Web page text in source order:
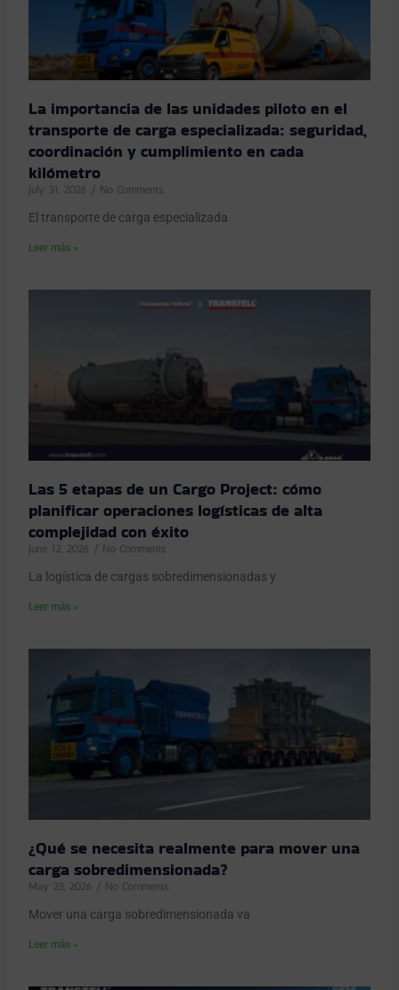
La importancia de las unidades piloto en el
transporte de carga especializada: seguridad,
coordinación y cumplimiento en cada
kilómetro
July 31, 2026 No Comments
El transporte de carga especializada
Leer más »
Las 5 etapas de un Cargo Project: cómo
planificar operaciones logísticas de alta
complejidad con éxito
June 12, 2026 No Comments
La logística de cargas sobredimensionadas y
Leer más »
¿Qué se necesita realmente para mover una
carga sobredimensionada?
May 23, 2026 No Comments
Mover una carga sobredimensionada va
Leer más »